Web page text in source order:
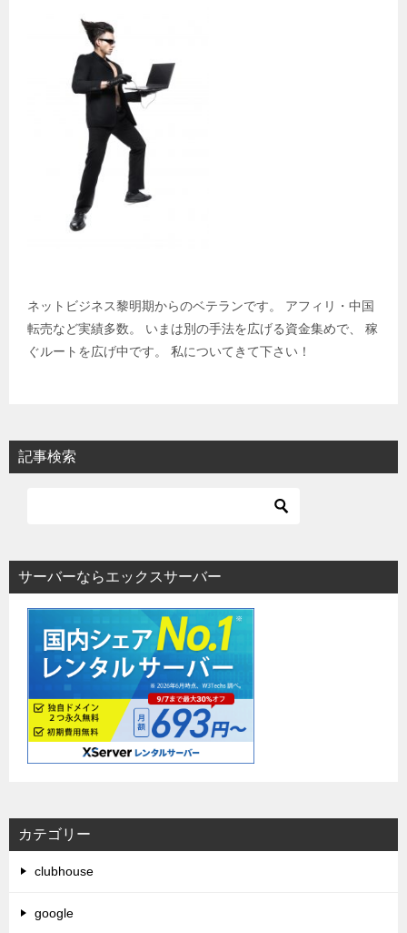
ネットビジネス黎明期からのベテランです。 アフィリ・中国
転売など実績多数。 いまは別の手法を広げる資金集めで、 稼
ぐルートを広げ中です。 私についてきて下さい！
記事検索
サーバーならエックスサーバー
カテゴリー
clubhouse
google